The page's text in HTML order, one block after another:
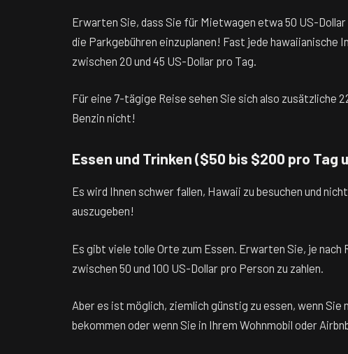
Erwarten Sie, dass Sie für Mietwagen etwa 50 US-
die Parkgebühren einzuplanen! Fast jede hawaiianische
zwischen 20 und 45 US-Dollar pro Tag.
Für eine 7-tägige Reise sehen Sie sich also zusätzliche
Benzin nicht!
Essen und Trinken ($50 bis $200 pro Tag
Es wird Ihnen schwer fallen, Hawaii zu besuchen und
auszugeben!
Es gibt viele tolle Orte zum Essen. Erwarten Sie, je
zwischen 50 und 100 US-Dollar pro Person zu zahlen.
Aber es ist möglich, ziemlich günstig zu essen, wenn
bekommen oder wenn Sie in Ihrem Wohnmobil oder